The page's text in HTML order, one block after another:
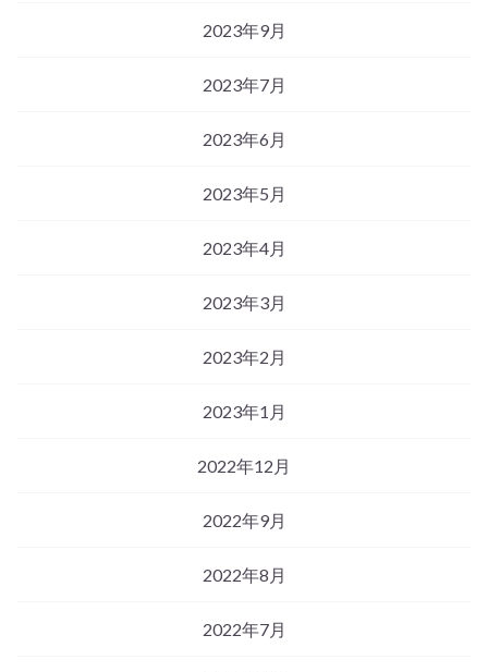
2023年9月
2023年7月
2023年6月
2023年5月
2023年4月
2023年3月
2023年2月
2023年1月
2022年12月
2022年9月
2022年8月
2022年7月